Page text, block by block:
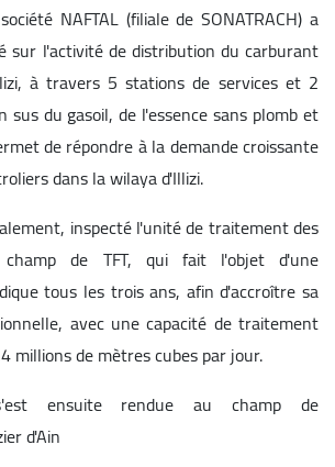
NAFTAL (filiale de SONATRACH) a
sur l'activité de distribution du carburant
à travers 5 stations de services et 2
sus du gasoil, de l'essence sans plomb et
de répondre à la demande croissante
dans la wilaya d'Illizi.
inspecté l'unité de traitement des
de TFT, qui fait l'objet d'une
tous les trois ans, afin d'accroître sa
avec une capacité de traitement
millions de mètres cubes par jour.
ensuite rendue au champ de
d'Ain